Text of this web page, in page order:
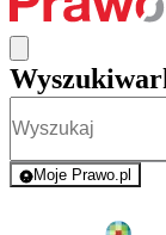
Moje Prawo.pl
- rejestracja i